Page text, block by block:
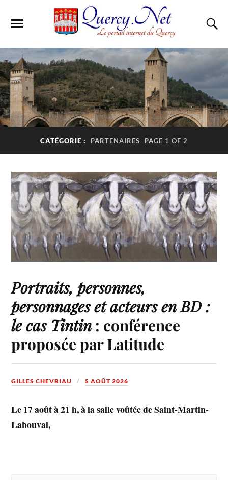
CATÉGORIE : PARTENAIRES PAGE 1 OF 2
Portraits, personnes,
personnages et acteurs en BD :
le cas Tintin : conférence
proposée par Latitude
GILLES CHEVRIAU 5 AOÛT 2026
Le 17 août à 21 h, à la salle voûtée de Saint-Martin-
Labouval,